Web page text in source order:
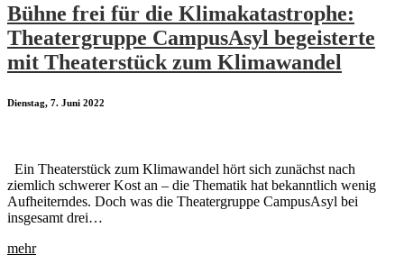
Bühne frei für die Klimakatastrophe:
Theatergruppe CampusAsyl begeisterte
mit Theaterstück zum Klimawandel
Dienstag, 7. Juni 2022
Ein Theaterstück zum Klimawandel hört sich zunächst nach
ziemlich schwerer Kost an – die Thematik hat bekanntlich wenig
Aufheiterndes. Doch was die Theatergruppe CampusAsyl bei
insgesamt drei…
mehr